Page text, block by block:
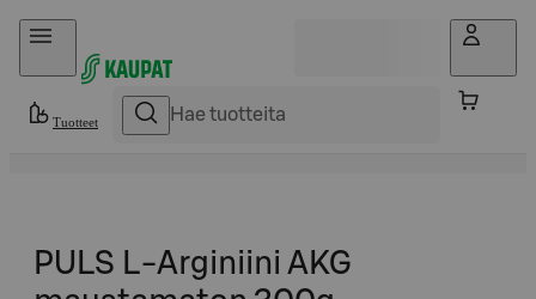
Hyppää sisältöön
Tuotteet
PULS L-Arginiini AKG